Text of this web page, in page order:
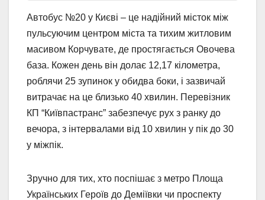
Автобус №20 у Києві – це надійний місток між
пульсуючим центром міста та тихим житловим
масивом Корчувате, де простягається Овочева
база. Кожен день він долає 12,17 кілометра,
роблячи 25 зупинок у обидва боки, і зазвичай
витрачає на це близько 40 хвилин. Перевізник
КП “Київпастранс” забезпечує рух з ранку до
вечора, з інтервалами від 10 хвилин у пік до 30
у міжпік.
Зручно для тих, хто поспішає з метро Площа
Українських Героїв до Деміївки чи проспекту